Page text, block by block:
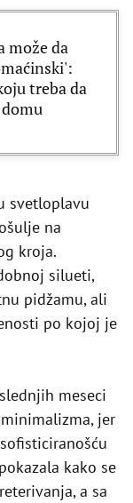
može da
treba da
svetloplavu
na
kroja.
silueti,
pidžamu, ali
po kojoj je
meseci
jer
kako se
a sa